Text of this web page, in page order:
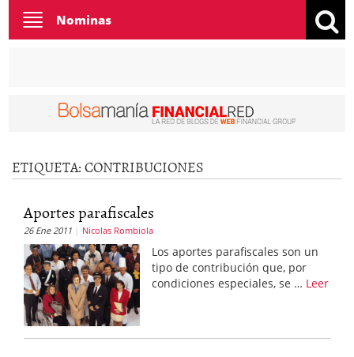
Toggle
navigation
Nominas
ETIQUETA:CONTRIBUCIONES
Aportes parafiscales
26 Ene 2011 Nicolas Rombiola
Los aportes parafiscales son un
tipo de contribución que, por
condiciones especiales, se … Leer